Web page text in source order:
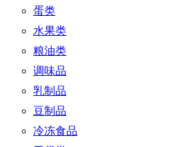
蛋类
水果类
粮油类
调味品
乳制品
豆制品
冷冻食品